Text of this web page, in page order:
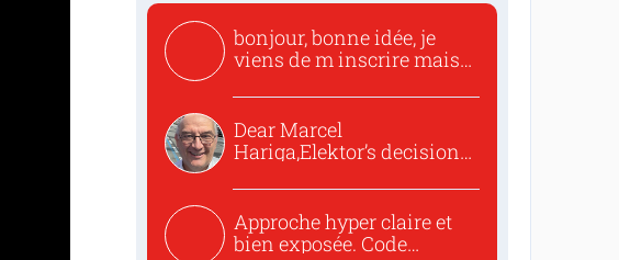
bonjour, bonne idée, je
viens de m inscrire mais
Dear Marcel
Hariga,Elektor’s decision
Approche hyper claire et
bien exposée. Code